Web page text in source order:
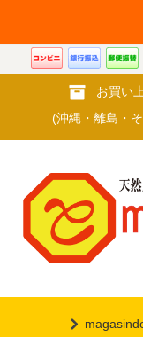
お買い
(沖縄・離島・